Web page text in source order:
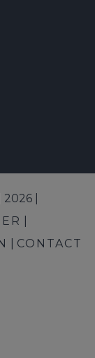
|
CONTACT